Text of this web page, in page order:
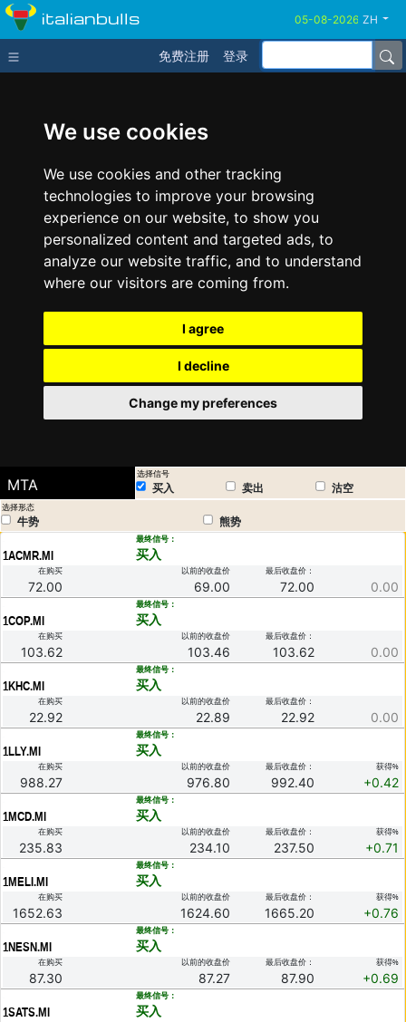
We use cookies
We use cookies and other tracking
technologies to improve your browsing
experience on our website, to show you
personalized content and targeted ads, to
analyze our website traffic, and to understand
where our visitors are coming from.
I agree
I decline
Change my preferences
italianbulls ZH
免费注册 登录
MTA
选择信号
买入 卖出 沽空
选择形态
牛势 熊势
1ACMR.MI
最终信号：
买入
在购买
72.00
以前的收盘价
69.00
最后收盘价：
72.00 0.00
1COP.MI
最终信号：
买入
在购买
103.62
以前的收盘价
103.46
最后收盘价：
103.62 0.00
1KHC.MI
最终信号：
买入
在购买
22.92
以前的收盘价
22.89
最后收盘价：
22.92 0.00
1LLY.MI
最终信号：
买入
在购买
988.27
以前的收盘价
976.80
最后收盘价：
992.40
获得%
+0.42
1MCD.MI
最终信号：
买入
在购买
235.83
以前的收盘价
234.10
最后收盘价：
237.50
获得%
+0.71
1MELI.MI
最终信号：
买入
在购买
1652.63
以前的收盘价
1624.60
最后收盘价：
1665.20
获得%
+0.76
1NESN.MI
最终信号：
买入
在购买
87.30
以前的收盘价
87.27
最后收盘价：
87.90
获得%
+0.69
1SATS.MI
最终信号：
买入